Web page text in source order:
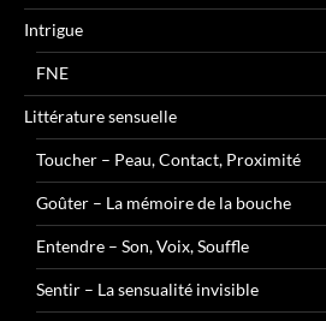
Intrigue
FNE
Littérature sensuelle
Toucher – Peau, Contact, Proximité
Goûter – La mémoire de la bouche
Entendre – Son, Voix, Souffle
Sentir – La sensualité invisible